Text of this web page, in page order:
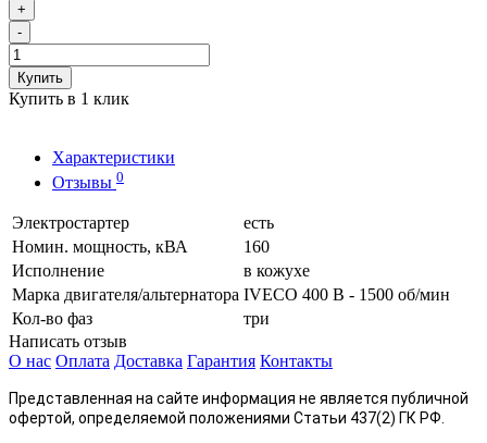
+
-
Купить
Купить в 1 клик
Характеристики
Отзывы 0
Электростартер
есть
Номин. мощность, кВА
160
Исполнение
в кожухе
Марка двигателя/альтернатора IVECO 400 В - 1500 об/мин
Кол-во фаз
три
Написать отзыв
О нас Оплата Доставка Гарантия Контакты
Представленная на сайте информация не является публичной
офертой, определяемой положениями Статьи 437(2) ГК РФ.